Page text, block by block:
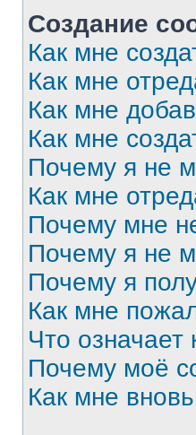
Создание
Как мне
Как мне
Как мне
Как мне
Почему я не
Как мне
Почему мне
Почему я не
Почему я
Как мне
Что
Почему моё
Как мне